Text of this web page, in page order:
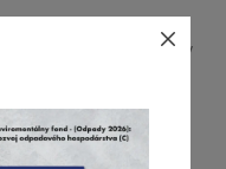
výhodné financovanie v
servis